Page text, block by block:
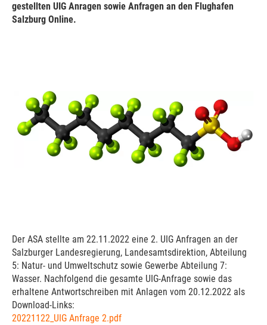
gestellten UIG Anragen sowie Anfragen an den Flughafen
Salzburg Online.
Der ASA stellte am 22.11.2022 eine 2. UIG Anfragen an der
Salzburger Landesregierung, Landesamtsdirektion, Abteilung
5: Natur- und Umweltschutz sowie Gewerbe Abteilung 7:
Wasser. Nachfolgend die gesamte UIG-Anfrage sowie das
erhaltene Antwortschreiben mit Anlagen vom 20.12.2022 als
Download-Links:
20221122_UIG Anfrage 2.pdf